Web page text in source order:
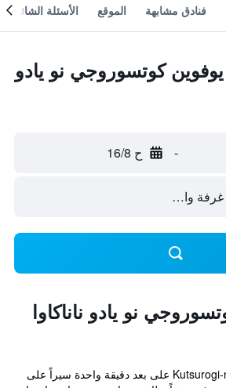
فنادق مشابهة الموقع الأسئلة الشائعة
كوتسوروجي نو يادو
- ح 16/8
نو يادو ناناكاوا
يقع Kutsurogi-no-Yado Nanakawa على بعد دقيقة واحدة سيراً على